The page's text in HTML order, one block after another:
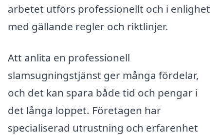
arbetet utförs professionellt och i enlighet
med gällande regler och riktlinjer.
Att anlita en professionell
slamsugningstjänst ger många fördelar,
och det kan spara både tid och pengar i
det långa loppet. Företagen har
specialiserad utrustning och erfarenhet